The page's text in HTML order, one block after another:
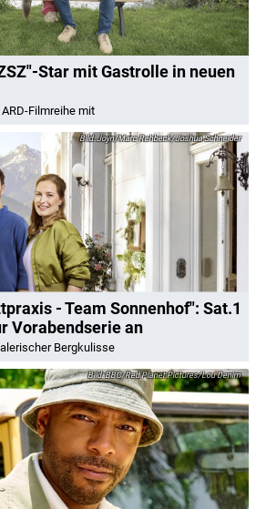
Star mit Gastrolle in neuen
Filmreihe mit
Joyn/Marc Rehbeck/Joshua Schneider
- Team Sonnenhof": Sat.1
Vorabendserie an
Bergkulisse
BBC/Red Planet Pictures/Lou Denim